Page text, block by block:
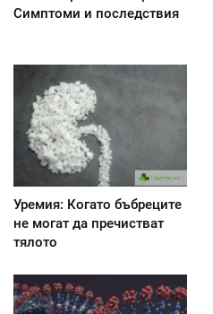
Симптоми и последствия
Уремия: Когато бъбреците
не могат да пречистват
тялото